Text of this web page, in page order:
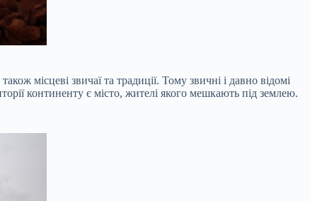
місцеві звичаї та традиції. Тому звичні і давно відомі
континенту є місто, жителі якого мешкають під землею.